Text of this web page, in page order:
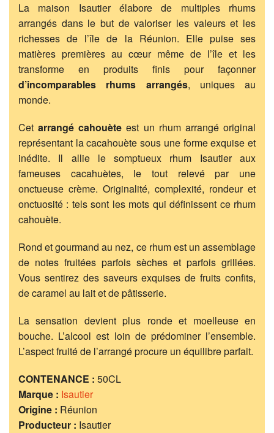
La maison Isautier élabore de multiples rhums
arrangés dans le but de valoriser les valeurs et les
richesses de l’île de la Réunion. Elle puise ses
matières premières au cœur même de l’île et les
transforme en produits finis pour façonner
d’incomparables rhums arrangés, uniques au
monde.
Cetarrangé cahouète est un rhum arrangé original
représentant la cacahouète sous une forme exquise et
inédite. Il allie le somptueux rhum Isautier aux
fameuses cacahuètes, le tout relevé par une
onctueuse crème. Originalité, complexité, rondeur et
onctuosité : tels sont les mots qui définissent ce rhum
cahouète.
Rond et gourmand au nez, ce rhum est un assemblage
de notes fruitées parfois sèches et parfois grillées.
Vous sentirez des saveurs exquises de fruits confits,
de caramel au lait et de pâtisserie.
La sensation devient plus ronde et moelleuse en
bouche. L’alcool est loin de prédominer l’ensemble.
L’aspect fruité de l’arrangé procure un équilibre parfait.
CONTENANCE : 50CL
Marque : Isautier
Origine : Réunion
Producteur : Isautier